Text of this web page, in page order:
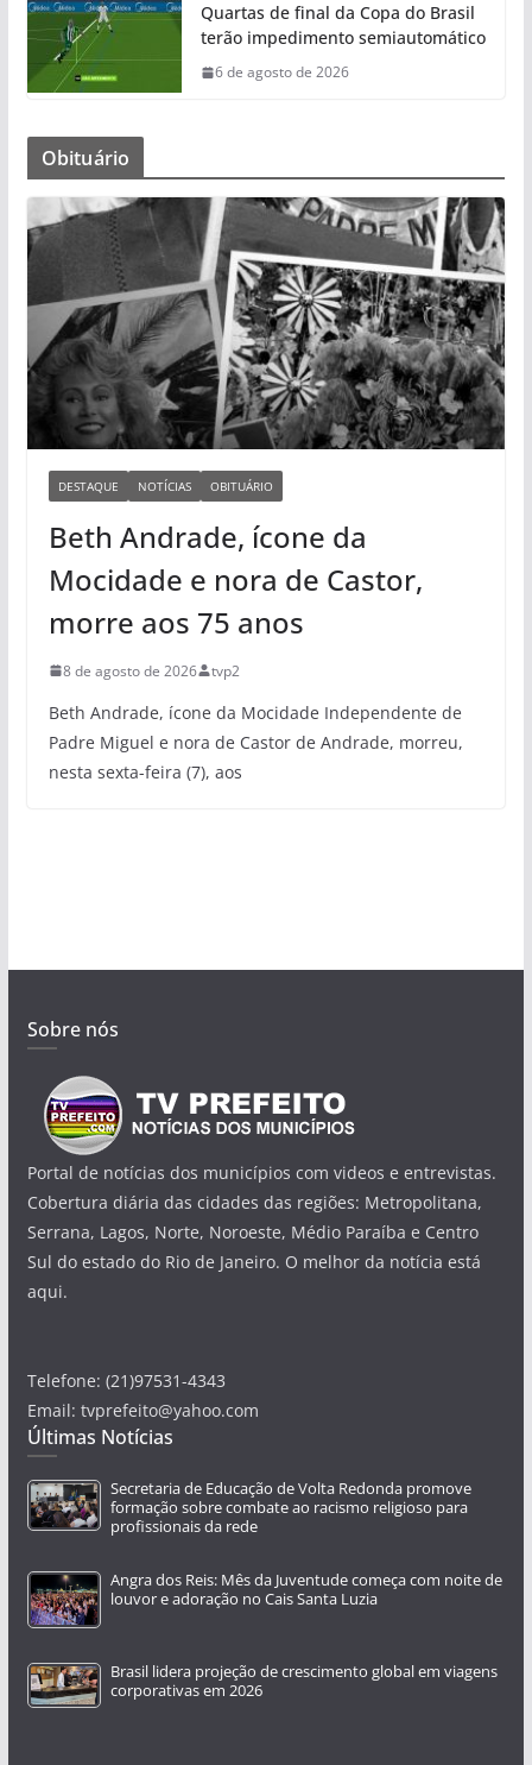
Quartas de final da Copa do Brasil
terão impedimento semiautomático
6 de agosto de 2026
Obituário
DESTAQUE NOTÍCIAS OBITUÁRIO
Beth Andrade, ícone da
Mocidade e nora de Castor,
morre aos 75 anos
8 de agosto de 2026 tvp2
Beth Andrade, ícone da Mocidade Independente de
Padre Miguel e nora de Castor de Andrade, morreu,
nesta sexta-feira (7), aos
Sobre nós
Portal de notícias dos municípios com videos e entrevistas.
Cobertura diária das cidades das regiões: Metropolitana,
Serrana, Lagos, Norte, Noroeste, Médio Paraíba e Centro
Sul do estado do Rio de Janeiro. O melhor da notícia está
aqui.
Telefone: (21)97531-4343
Email: tvprefeito@yahoo.com
Últimas Notícias
Secretaria de Educação de Volta Redonda promove
formação sobre combate ao racismo religioso para
profissionais da rede
Angra dos Reis: Mês da Juventude começa com noite de
louvor e adoração no Cais Santa Luzia
Brasil lidera projeção de crescimento global em viagens
corporativas em 2026